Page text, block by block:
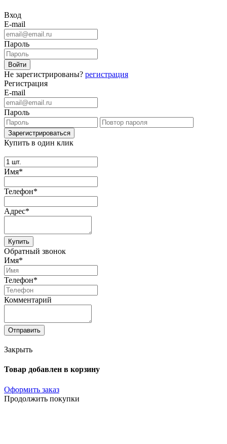
Вход
E-mail
Пароль
Не зарегистрированы? регистрация
Регистрация
E-mail
Пароль
Купить в один клик
Имя*
Телефон*
Адрес*
Купить
Обратный звонок
Имя*
Телефон*
Комментарий
Отправить
Закрыть
Товар добавлен в корзину
Оформить заказ
Продолжить покупки